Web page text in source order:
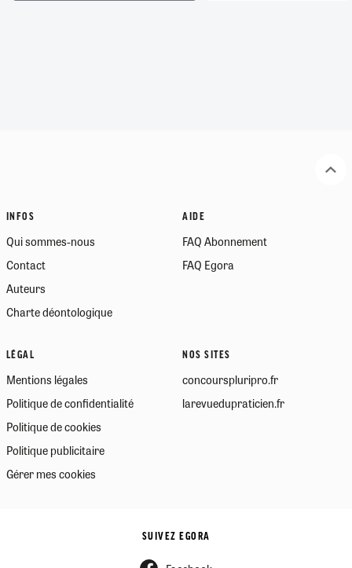
INFOS
Qui sommes-nous
Contact
Auteurs
Charte déontologique
AIDE
FAQ Abonnement
FAQ Egora
LÉGAL
Mentions légales
Politique de confidentialité
Politique de cookies
Politique publicitaire
Gérer mes cookies
NOS SITES
concourspluripro.fr
larevuedupraticien.fr
SUIVEZ EGORA